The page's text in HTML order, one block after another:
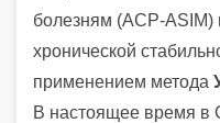
болезням (АСР-АSIМ)
хронической
применением метода
В настоящее время